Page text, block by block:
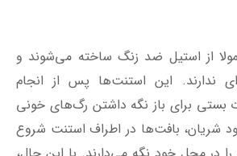
در محل خود نگه می‌دارند. با این حال،
دهد.
خطر حمله قلبی را افزایش